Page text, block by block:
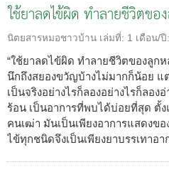
ใช้ยาลดไข้ผิด ทำลายชีวิตข
นิตยสารหมอชาวบ้าน เล่มที่: 1 เดือน/ปี:
“ใช้ยาลดไข้ผิด ทำลายชีวิตของลูก
นึกถึงสยองขวัญบ้างไม่มากก็น้อย แ
เป็นจริงอย่างไรก็ลองอย่างไรก็ลอ
ร้อน เป็นอาการที่พบได้บ่อยที่สุด ตั้
คนเฒ่า มันเป็นเพียงอาการแสดงข
ไข้ทุกชนิดจึงเป็นเพียงยาบรรเทาอา